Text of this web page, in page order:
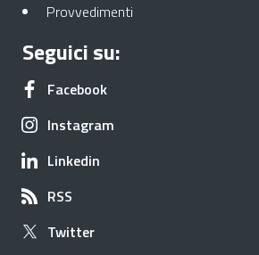
Provvedimenti
Seguici su:
FacebookApre in una nuova scheda
Instagram
Linkedin
RSS
TwitterApre in una nuova scheda